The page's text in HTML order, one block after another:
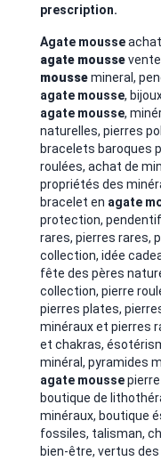
prescription.
Agate mousse
agate moussevente
moussemineral,
agate mousse,
agate mousse,
naturelles, pierres
bracelets baroques
roulées, achat de
propriétés des
bracelet en agate
protection,
rares, pierres rares,
collection, idée
fête des pères
collection, pierre
pierres plates,
minéraux et pierres
et chakras,
minéral, pyramides
agate mousse
boutique de
minéraux, boutique
fossiles, talisman,
bien-être, vertus